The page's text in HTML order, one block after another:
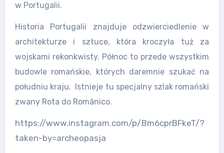
w Portugalii.
Historia Portugalii znajduje odzwierciedlenie w
architekturze i sztuce, która kroczyła tuż za
wojskami rekonkwisty. Północ to przede wszystkim
budowle romańskie, których daremnie szukać na
południu kraju. Istnieje tu specjalny szlak romański
zwany Rota do Românico.
https://www.instagram.com/p/Bm6cprBFkeT/?
taken-by=archeopasja